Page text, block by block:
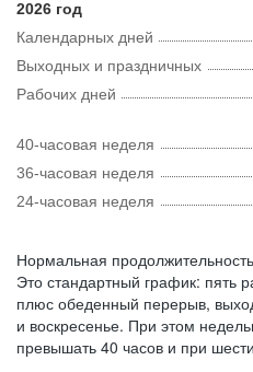
2026 год
Календарных дней
Рабочих дней
Выходных и праздничных
40-часовая неделя
36-часовая неделя
24-часовая неделя
Нормальная
Это стандартный график: пять
плюс обеденный перерыв,
и воскресенье. При этом
превышать 40 часов и при